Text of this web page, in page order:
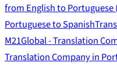
from English to Portuguese
Portuguese to Spanish
M21Global - Translation
Translation Company in